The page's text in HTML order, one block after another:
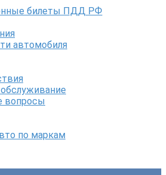
билеты ПДД РФ
автомобиля
вопросы
по маркам